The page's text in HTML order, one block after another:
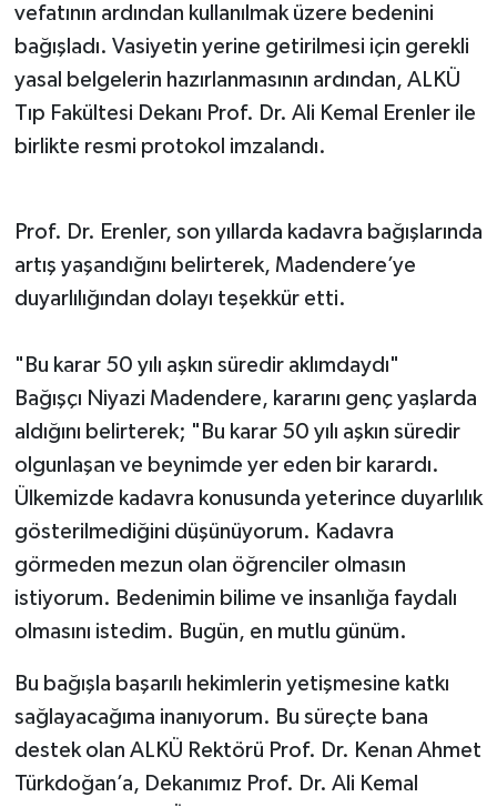
vefatının ardından kullanılmak üzere bedenini
bağışladı. Vasiyetin yerine getirilmesi için gerekli
yasal belgelerin hazırlanmasının ardından, ALKÜ
Tıp Fakültesi Dekanı Prof. Dr. Ali Kemal Erenler ile
birlikte resmi protokol imzalandı.
Prof. Dr. Erenler, son yıllarda kadavra bağışlarında
artış yaşandığını belirterek, Madendere’ye
duyarlılığından dolayı teşekkür etti.
"Bu karar 50 yılı aşkın süredir aklımdaydı"
Bağışçı Niyazi Madendere, kararını genç yaşlarda
aldığını belirterek; "Bu karar 50 yılı aşkın süredir
olgunlaşan ve beynimde yer eden bir karardı.
Ülkemizde kadavra konusunda yeterince duyarlılık
gösterilmediğini düşünüyorum. Kadavra
görmeden mezun olan öğrenciler olmasın
istiyorum. Bedenimin bilime ve insanlığa faydalı
olmasını istedim. Bugün, en mutlu günüm.
Bu bağışla başarılı hekimlerin yetişmesine katkı
sağlayacağıma inanıyorum. Bu süreçte bana
destek olan ALKÜ Rektörü Prof. Dr. Kenan Ahmet
Türkdoğan’a, Dekanımız Prof. Dr. Ali Kemal
Yaşam